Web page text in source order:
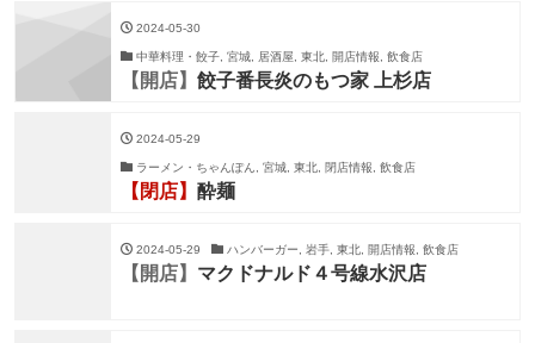
2024-05-30
中華料理・餃子, 宮城, 居酒屋, 東北, 開店情報, 飲食店
【開店】 餃子番長炎のもつ家 上杉店
2024-05-29
ラーメン・ちゃんぽん, 宮城, 東北, 閉店情報, 飲食店
【閉店】 酔麺
2024-05-29 ハンバーガー, 岩手, 東北, 開店情報, 飲食店
【開店】 マクドナルド４号線水沢店